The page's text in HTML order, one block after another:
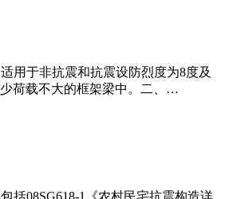
用于非抗震和抗震设防烈度为8度及
荷载不大的框架梁中。二、…
括08SG618-1《农村民宅抗震构造详